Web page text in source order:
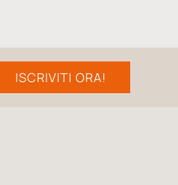
ISCRIVITI ORA!